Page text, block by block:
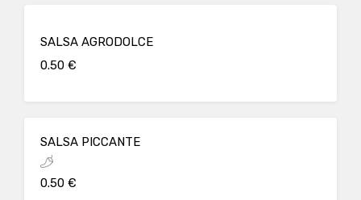
SALSA AGRODOLCE
0.50 €
SALSA PICCANTE
0.50 €